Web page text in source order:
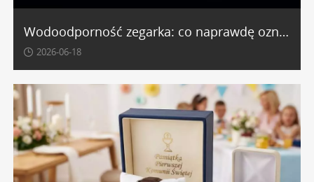
Wodoodporność zegarka: co naprawdę oznacza 30WR, 50WR, 100WR lub 200WR
2026-06-18